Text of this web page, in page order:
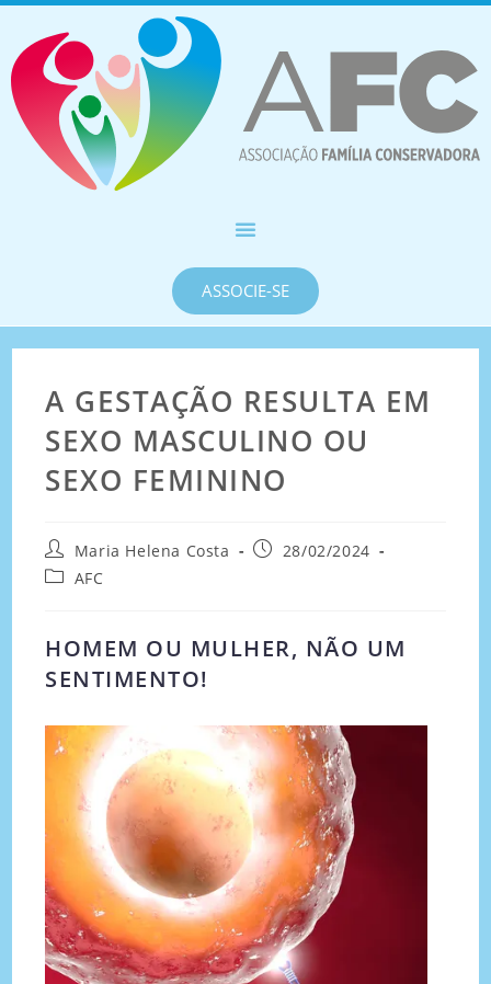
ASSOCIE-SE
A GESTAÇÃO RESULTA EM
SEXO MASCULINO OU
SEXO FEMININO
Maria Helena Costa
28/02/2024
AFC
HOMEM OU MULHER, NÃO UM
SENTIMENTO!